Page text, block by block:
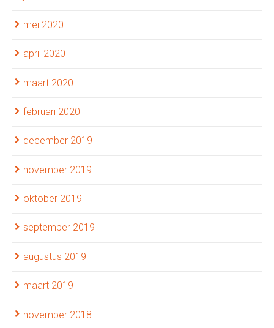
mei 2020
april 2020
maart 2020
februari 2020
december 2019
november 2019
oktober 2019
september 2019
augustus 2019
maart 2019
november 2018